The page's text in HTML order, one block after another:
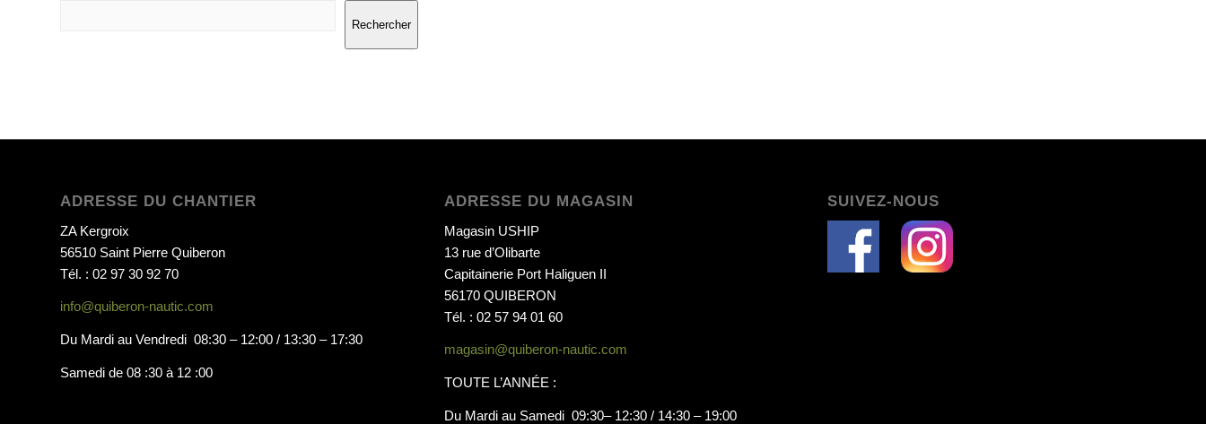
Rechercher
ADRESSE DU CHANTIER
ZA Kergroix
56510 Saint Pierre Quiberon
Tél. : 02 97 30 92 70
info@quiberon-nautic.com
Du Mardi au Vendredi 08:30 – 12:00 / 13:30 – 17:30
Samedi de 08 :30 à 12 :00
ADRESSE DU MAGASIN
Magasin USHIP
13 rue d’Olibarte
Capitainerie Port Haliguen II
56170 QUIBERON
Tél. : 02 57 94 01 60
magasin@quiberon-nautic.com
TOUTE L’ANNÉE :
Du Mardi au Samedi 09:30– 12:30 / 14:30 – 19:00
SUIVEZ-NOUS